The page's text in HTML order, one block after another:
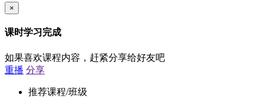
×
课时学习完成
如果喜欢课程内容，赶紧分享给好友吧
重播 分享
推荐课程/班级